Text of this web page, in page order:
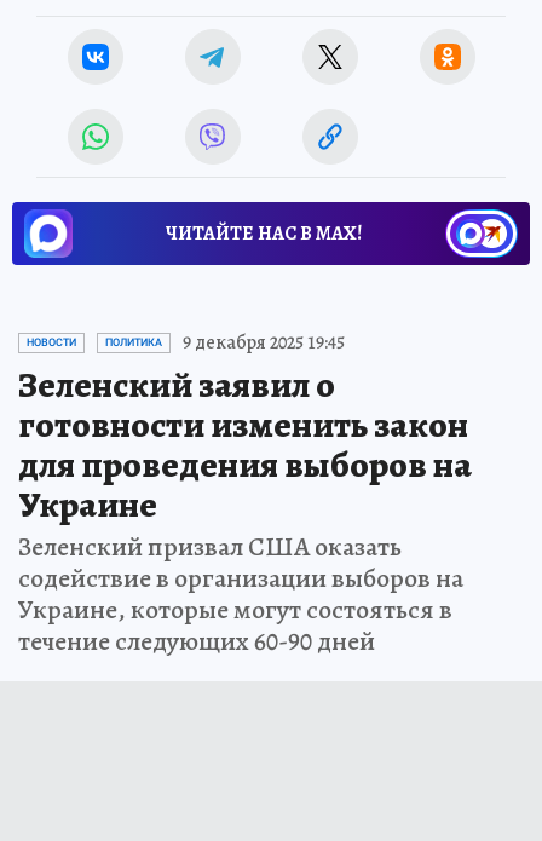
ЧИТАЙТЕ НАС В МАХ!
НОВОСТИ ПОЛИТИКА 9 декабря 2025 19:45
Зеленский заявил о
готовности изменить закон
для проведения выборов на
Украине
Зеленский призвал США оказать
содействие в организации выборов на
Украине, которые могут состояться в
течение следующих 60-90 дней